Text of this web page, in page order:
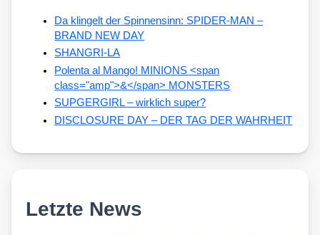
Da klingelt der Spinnensinn: SPIDER-MAN –
BRAND NEW DAY
SHANGRI-LA
Polenta al Mango! MINIONS <span
class="amp">&</span> MONSTERS
SUPGERGIRL – wirklich super?
DISCLOSURE DAY – DER TAG DER WAHRHEIT
Letzte News